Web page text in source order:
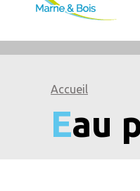
Accueil